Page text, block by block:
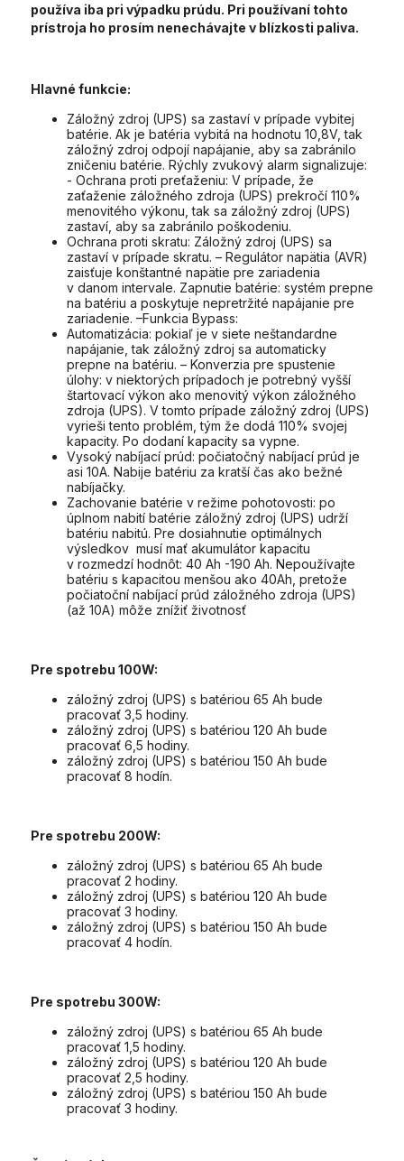
používa iba pri výpadku prúdu. Pri používaní tohto
prístroja ho prosím nenechávajte v blízkosti paliva.
Hlavné funkcie:
Záložný zdroj (UPS) sa zastaví v prípade vybitej
batérie. Ak je batéria vybitá na hodnotu 10,8V, tak
záložný zdroj odpojí napájanie, aby sa zabránilo
zničeniu batérie. Rýchly zvukový alarm signalizuje:
- Ochrana proti preťaženiu: V prípade, že
zaťaženie záložného zdroja (UPS) prekročí 110%
menovitého výkonu, tak sa záložný zdroj (UPS)
zastaví, aby sa zabránilo poškodeniu.
Ochrana proti skratu: Záložný zdroj (UPS) sa
zastaví v prípade skratu. – Regulátor napätia (AVR)
zaisťuje konštantné napätie pre zariadenia
v danom intervale. Zapnutie batérie: systém prepne
na batériu a poskytuje nepretržité napájanie pre
zariadenie. –Funkcia Bypass:
Automatizácia: pokiaľ je v siete neštandardne
napájanie, tak záložný zdroj sa automaticky
prepne na batériu. – Konverzia pre spustenie
úlohy: v niektorých prípadoch je potrebný vyšší
štartovací výkon ako menovitý výkon záložného
zdroja (UPS). V tomto prípade záložný zdroj (UPS)
vyrieši tento problém, tým že dodá 110% svojej
kapacity. Po dodaní kapacity sa vypne.
Vysoký nabíjací prúd: počiatočný nabíjací prúd je
asi 10A. Nabije batériu za kratší čas ako bežné
nabíjačky.
Zachovanie batérie v režime pohotovosti: po
úplnom nabití batérie záložný zdroj (UPS) udrží
batériu nabitú. Pre dosiahnutie optimálnych
výsledkov musí mať akumulátor kapacitu
v rozmedzí hodnôt: 40 Ah -190 Ah. Nepoužívajte
batériu s kapacitou menšou ako 40Ah, pretože
počiatoční nabíjací prúd záložného zdroja (UPS)
(až 10A) môže znížiť životnosť
Pre spotrebu 100W:
záložný zdroj (UPS) s batériou 65 Ah bude
pracovať 3,5 hodiny.
záložný zdroj (UPS) s batériou 120 Ah bude
pracovať 6,5 hodiny.
záložný zdroj (UPS) s batériou 150 Ah bude
pracovať 8 hodín.
Pre spotrebu 200W:
záložný zdroj (UPS) s batériou 65 Ah bude
pracovať 2 hodiny.
záložný zdroj (UPS) s batériou 120 Ah bude
pracovať 3 hodiny.
záložný zdroj (UPS) s batériou 150 Ah bude
pracovať 4 hodín.
Pre spotrebu 300W:
záložný zdroj (UPS) s batériou 65 Ah bude
pracovať 1,5 hodiny.
záložný zdroj (UPS) s batériou 120 Ah bude
pracovať 2,5 hodiny.
záložný zdroj (UPS) s batériou 150 Ah bude
pracovať 3 hodiny.